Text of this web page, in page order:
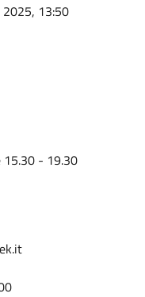
2025, 13:50
15.30 - 19.30